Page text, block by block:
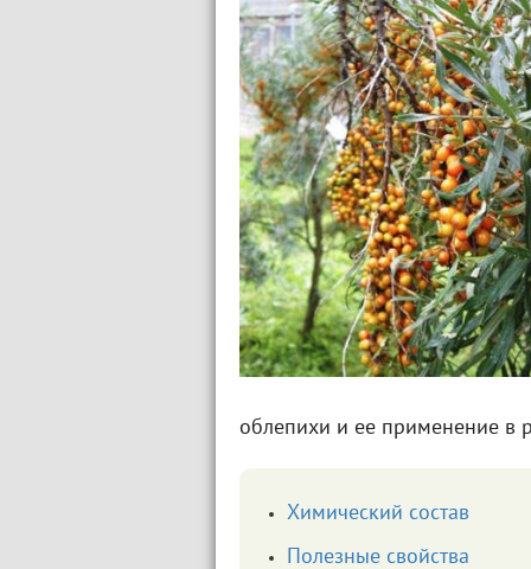
облепихи и ее применение в
Химический состав
Полезные свойства